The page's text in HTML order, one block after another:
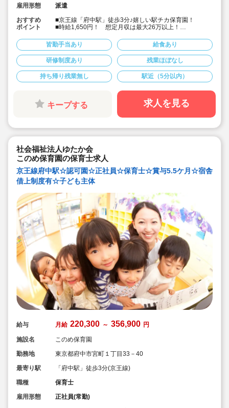
雇用形態
派遣
おすすめ
ポイント
■京王線「府中駅」徒歩3分♪嬉しい駅チカ保育園！
■時給1,650円！ 想定月収は最大26万以上！
■保育園に関わらず大量調理の経験者優遇。
■定員73名、中規模な認可保育園！「愛情あふれる保
育」を大切にしています
■キララサポートはお仕事探しから入職後のフォローまで
しっかりサポートいたします☆
■まずはお気軽にご相談ください！
皆勤手当あり 給食あり
研修制度あり 残業ほぼなし
持ち帰り残業無し 駅近（5分以内）
キープする 求人を見る
社会福祉法人ゆたか会
このめ保育園の保育士求人
京王線府中駅☆認可園☆正社員☆保育士☆賞与5.5ケ月☆宿舎
借上制度有☆子ども主体
給与 月給 220,300 ～ 356,900 円
施設名
このめ保育園
勤務地
東京都府中市宮町１丁目33－40
最寄り駅
「府中駅」徒歩3分(京王線)
職種
保育士
雇用形態
正社員(常勤)